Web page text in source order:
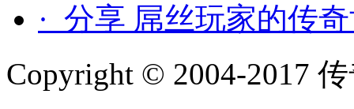
· 分享 屌丝玩家的传
Copyright © 2004-2017